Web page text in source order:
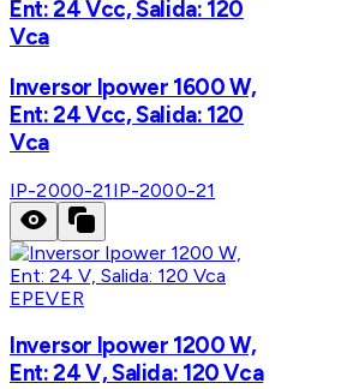
Ent: 24 Vcc, Salida: 120
Vca
Inversor Ipower 1600 W,
Ent: 24 Vcc, Salida: 120
Vca
IP-2000-21 IP-2000-21
EPEVER
Inversor Ipower 1200 W,
Ent: 24 V, Salida: 120 Vca